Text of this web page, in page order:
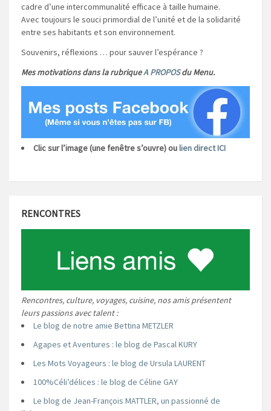
cadre d’une intercommunalité efficace à taille humaine.
Avec toujours le souci primordial de l’unité et de la solidarité
entre ses habitants et son environnement.
Souvenirs, réflexions … pour sauver l’espérance ?
Mes motivations dans la rubriqueA PROPOSdu Menu.
Clic sur l’image (une fenêtre s’ouvre) oulien direct ICI
RENCONTRES
Rencontres, culture, voyages, cuisine, nos amis présentent
leurs passions avec talent :
Le blog de notre amie Bettina METZLER
Agapes et Aventures : le blog de Pascal KURY
Les Mots Voyageurs : le blog de Ursula LAURENT
100%Céli’délices : le blog de Céline GAY
Le blog de Jean-François MATTLER, un passionné de